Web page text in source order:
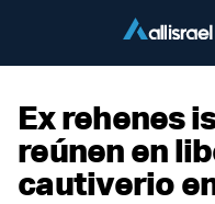
Ex rehenes
reúnen en
cautiverio